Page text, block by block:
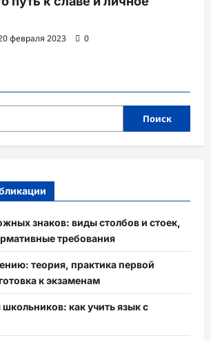
февраля 2023 0
Поиск
знаков: виды столбов и стоек,
требования
теория, практика первой
к экзаменам
как учить язык с